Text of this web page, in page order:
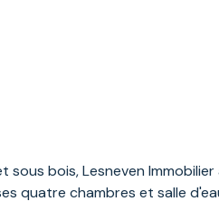
bois, Lesneven
quatre chambres et salle